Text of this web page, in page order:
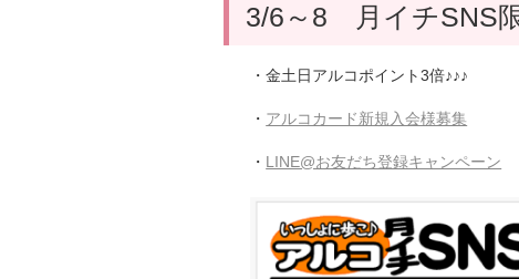
3/6～8 月イチSNS
・金土日アルコポイント3倍♪♪♪
・ アルコカード新規入会様募集
・ LINE@お友だち登録キャンペーン